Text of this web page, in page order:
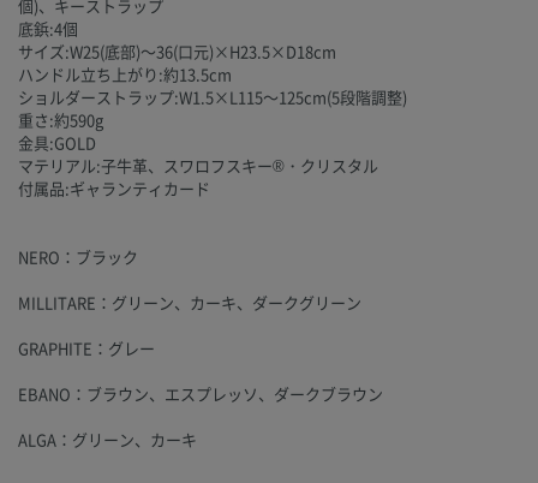
個)、キーストラップ
底鋲:4個
サイズ:W25(底部)～36(口元)×H23.5×D18cm
ハンドル立ち上がり:約13.5cm
ショルダーストラップ:W1.5×L115～125cm(5段階調整)
重さ:約590g
金具:GOLD
マテリアル:子牛革、スワロフスキー®・クリスタル
付属品:ギャランティカード
NERO：ブラック
MILLITARE：グリーン、カーキ、ダークグリーン
GRAPHITE：グレー
EBANO：ブラウン、エスプレッソ、ダークブラウン
ALGA：グリーン、カーキ